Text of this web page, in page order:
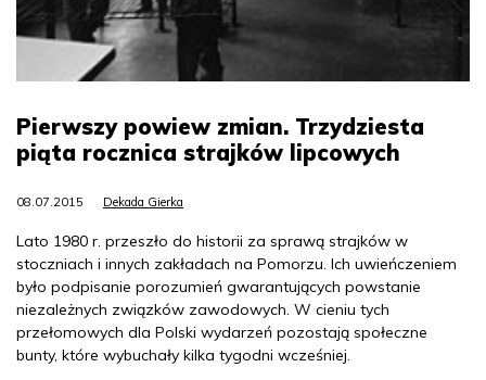
Pierwszy powiew zmian. Trzydziesta
piąta rocznica strajków lipcowych
08.07.2015 Dekada Gierka
Lato 1980 r. przeszło do historii za sprawą strajków w
stoczniach i innych zakładach na Pomorzu. Ich uwieńczeniem
było podpisanie porozumień gwarantujących powstanie
niezależnych związków zawodowych. W cieniu tych
przełomowych dla Polski wydarzeń pozostają społeczne
bunty, które wybuchały kilka tygodni wcześniej.